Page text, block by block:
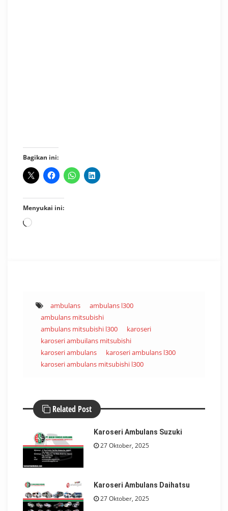
Bagikan ini:
Menyukai ini:
Memuat...
ambulans
ambulans l300
ambulans mitsubishi
ambulans mitsubishi l300
karoseri
karoseri ambuilans mitsubishi
karoseri ambulans
karoseri ambulans l300
karoseri ambulans mitsubishi l300
Related Post
Karoseri Ambulans Suzuki
27 Oktober, 2025
Karoseri Ambulans Daihatsu
27 Oktober, 2025